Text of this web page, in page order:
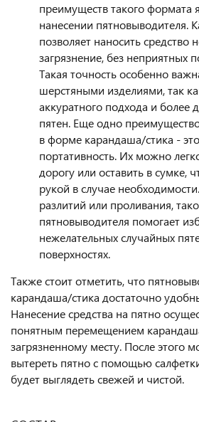
преимуществ такого формата
нанесении пятновыводителя.
позволяет наносить средство
загрязнение, без неприятных
Такая точность особенно
шерстяными изделиями, так
аккуратного подхода и более
пятен. Еще одно
в форме карандаша/стика -
портативность. Их можно
дорогу или оставить в сумке,
рукой в случае
разлитий или проливания,
пятновыводителя помогает
нежелательных случайных
поверхностях.
Также стоит отметить, что
карандаша/стика достаточно
Нанесение средства на пятно
понятным перемещением
загрязненному месту. После этого
вытереть пятно с помощью
будет выглядеть свежей и чистой.